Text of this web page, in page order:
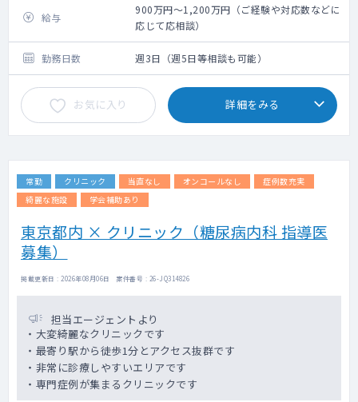
度をメインに、近隣の居宅も1～3件程お願い
致します。
外来は一般内科外来をはじめ、先生のご専門
に応じてお願いしております。
給与
900万円～1,200万円（ご経験や対応数などに
応じて応相談）
勤務日数 週3日（週5日等相談も可能）
お気に入り 詳細をみる
常勤 クリニック 当直なし オンコールなし
症例数充実
綺麗な施設
学会補助あり
東京都内 × クリニック（糖尿病内科 指導医
募集）
掲載更新日 : 2026年08月06日 案件番号 : 26-JQ314826
担当エージェントより
・大変綺麗なクリニックです
・最寄り駅から徒歩1分とアクセス抜群です
・非常に診療しやすいエリアです
・専門症例が集まるクリニックです